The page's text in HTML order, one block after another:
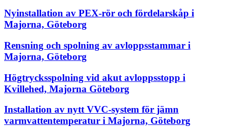
Nyinstallation av PEX-rör och fördelarskåp i
Majorna, Göteborg
Rensning och spolning av avloppsstammar i
Majorna, Göteborg
Högtrycksspolning vid akut avloppsstopp i
Kvillehed, Majorna Göteborg
Installation av nytt VVC-system för jämn
varmvattentemperatur i Majorna, Göteborg